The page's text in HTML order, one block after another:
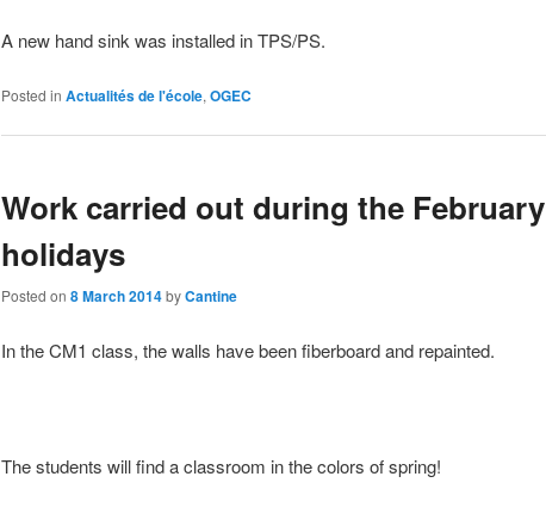
A new hand sink was installed in TPS/PS.
Posted in Actualités de l'école, OGEC
Work carried out during the February
holidays
Posted on 8 March 2014byCantine
In the CM1 class, the walls have been fiberboard and repainted.
The students will find a classroom in the colors of spring!